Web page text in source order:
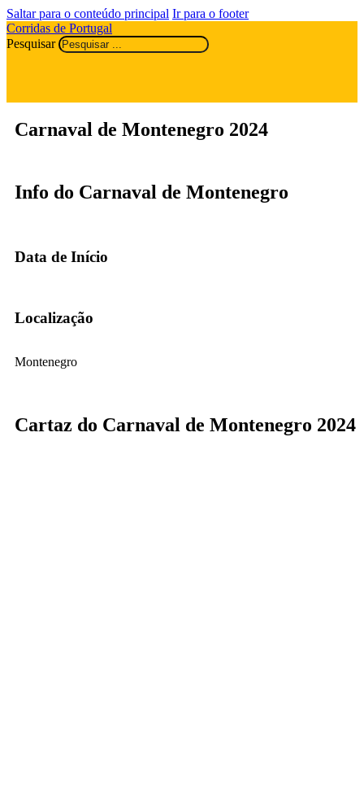
Saltar para o conteúdo principal Ir para o footer
Corridas de Portugal
Pesquisar
Carnaval de Montenegro 2024
Info do Carnaval de Montenegro
Data de Início
Localização
Montenegro
Cartaz do Carnaval de Montenegro 2024